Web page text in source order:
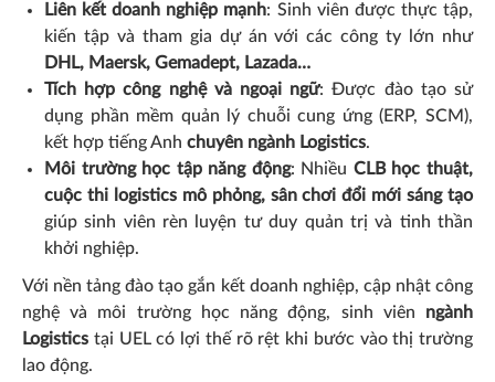
Liên kết doanh nghiệp mạnh: Sinh viên được thực tập,
kiến tập và tham gia dự án với các công ty lớn như
DHL, Maersk, Gemadept, Lazada…
Tích hợp công nghệ và ngoại ngữ: Được đào tạo sử
dụng phần mềm quản lý chuỗi cung ứng (ERP, SCM),
kết hợp tiếng Anh chuyên ngành Logistics.
Môi trường học tập năng động: Nhiều CLB học thuật,
cuộc thi logistics mô phỏng, sân chơi đổi mới sáng tạo
giúp sinh viên rèn luyện tư duy quản trị và tinh thần
khởi nghiệp.
Với nền tảng đào tạo gắn kết doanh nghiệp, cập nhật công
nghệ và môi trường học năng động, sinh viên ngành
Logistics tại UEL có lợi thế rõ rệt khi bước vào thị trường
lao động.